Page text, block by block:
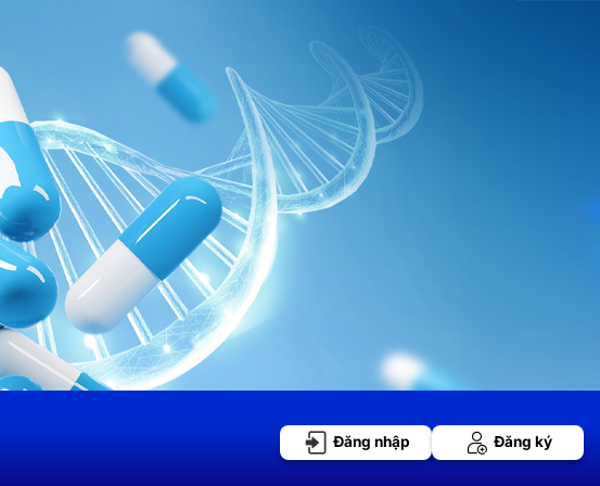
Đăng nhập Đăng ký